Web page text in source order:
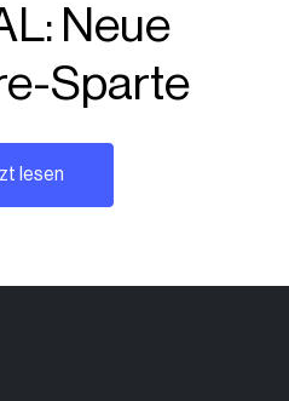
Neue
Sparte
lesen